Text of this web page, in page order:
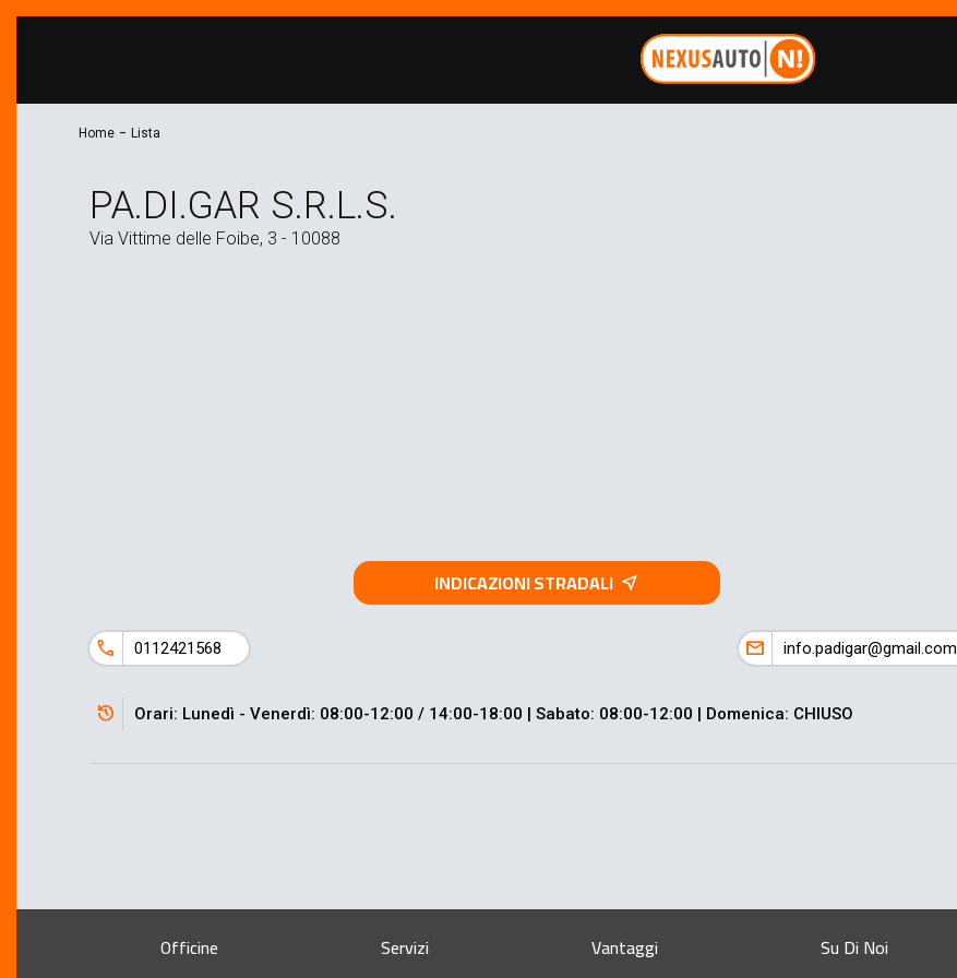
Home - Lista
PA.DI.GAR S.R.L.S.
Via Vittime delle Foibe, 3 - 10088
INDICAZIONI STRADALI near_me
call 0112421568 mail info.padigar@gmail.com
history Orari: Lunedì - Venerdì: 08:00-12:00 / 14:00-18:00 | Sabato: 08:00-12:00 | Domenica: CHIUSO
Officine Servizi Vantaggi Su Di Noi